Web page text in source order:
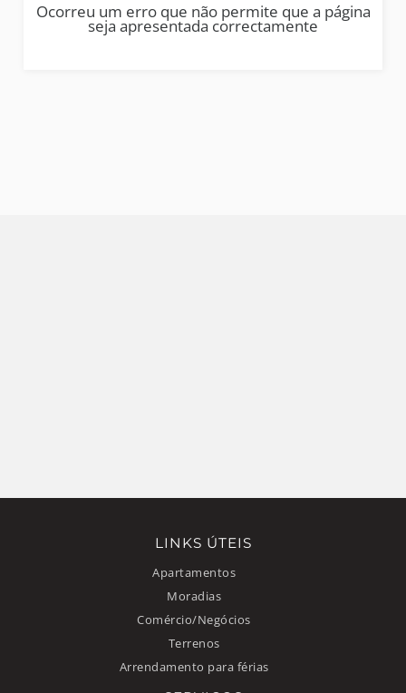
Ocorreu um erro que não permite que a página
seja apresentada correctamente
LINKS ÚTEIS
Apartamentos
Moradias
Comércio/Negócios
Terrenos
Arrendamento para férias